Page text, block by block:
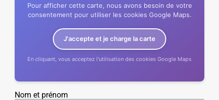
Pour afficher cette carte, nous avons besoin de votre
consentement pour utiliser les cookies Google Maps.
J'accepte et je charge la carte
En cliquant, vous acceptez l'utilisation des cookies Google Maps
Nom et prénom